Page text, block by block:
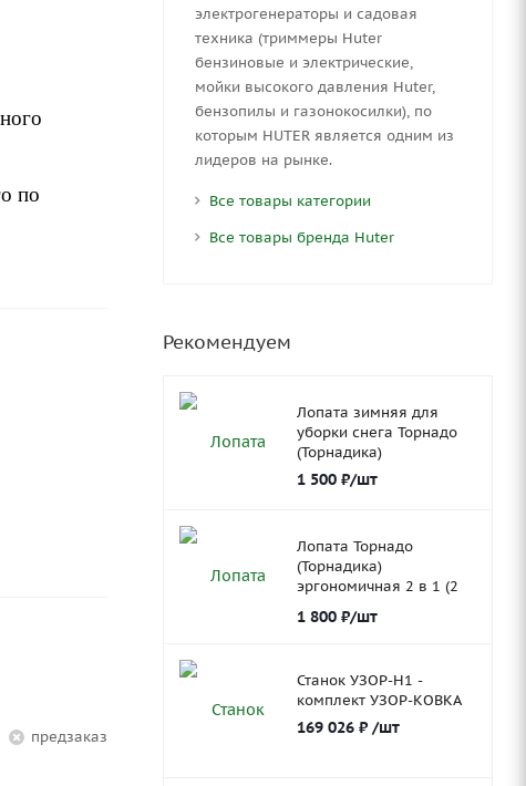
по
Предзаказ
электрогенераторы и садовая
техника (триммеры Huter
бензиновые и электрические,
мойки высокого давления Huter,
бензопилы и газонокосилки), по
которым HUTER является одним из
лидеров на рынке.
Все товары категории
Все товары бренда Huter
Рекомендуем
Лопата зимняя для
уборки снега Торнадо
(Торнадика)
1 500₽/шт
Лопата Торнадо
(Торнадика)
эргономичная 2 в 1 (2
1 800₽/шт
Станок УЗОР-Н1 -
комплект УЗОР-КОВКА
169 026₽ /шт